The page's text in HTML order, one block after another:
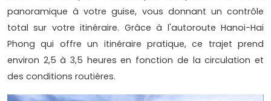
panoramique à votre guise, vous donnant un contrôle
total sur votre itinéraire. Grâce à l'autoroute Hanoi-Hai
Phong qui offre un itinéraire pratique, ce trajet prend
environ 2,5 à 3,5 heures en fonction de la circulation et
des conditions routières.